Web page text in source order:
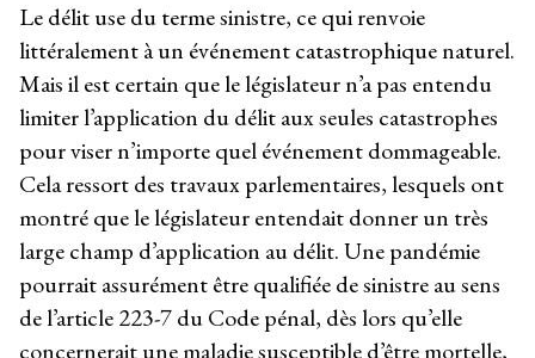
Le délit use du terme sinistre, ce qui renvoie
littéralement à un événement catastrophique naturel.
Mais il est certain que le législateur n’a pas entendu
limiter l’application du délit aux seules catastrophes
pour viser n’importe quel événement dommageable.
Cela ressort des travaux parlementaires, lesquels ont
montré que le législateur entendait donner un très
large champ d’application au délit. Une pandémie
pourrait assurément être qualifiée de sinistre au sens
de l’article 223-7 du Code pénal, dès lors qu’elle
concernerait une maladie susceptible d’être mortelle,